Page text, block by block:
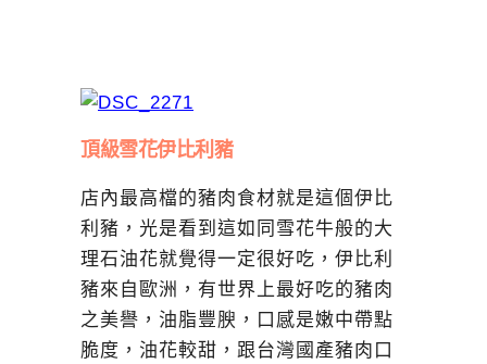
頂級雪花伊比利豬
店內最高檔的豬肉食材就是這個伊比
利豬，光是看到這如同雪花牛般的大
理石油花就覺得一定很好吃，伊比利
豬來自歐洲，有世界上最好吃的豬肉
之美譽，油脂豐腴，口感是嫩中帶點
脆度，油花較甜，跟台灣國產豬肉口